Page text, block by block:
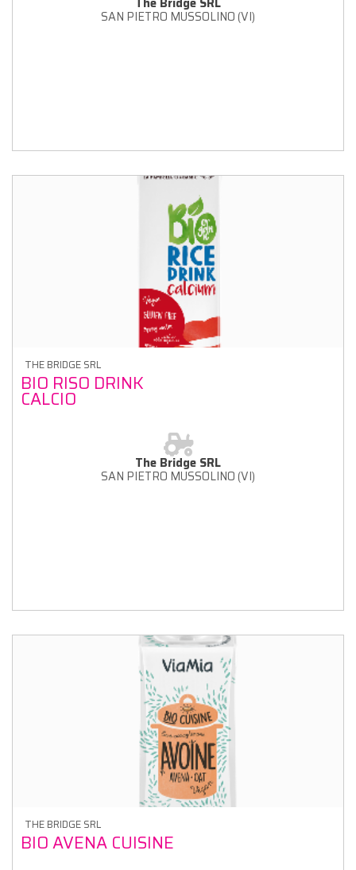
SAN PIETRO MUSSOLINO (VI)
THE BRIDGE SRL
BIO RISO DRINK
CALCIO
The Bridge SRL
SAN PIETRO MUSSOLINO (VI)
THE BRIDGE SRL
BIO AVENA CUISINE